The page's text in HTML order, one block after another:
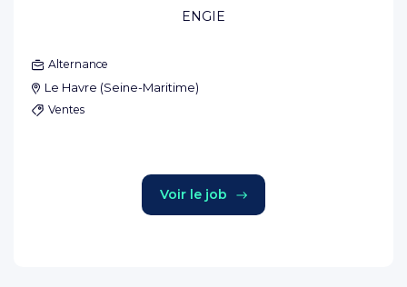
ENGIE
Alternance
Le Havre (Seine-Maritime)
Ventes
Voir le job